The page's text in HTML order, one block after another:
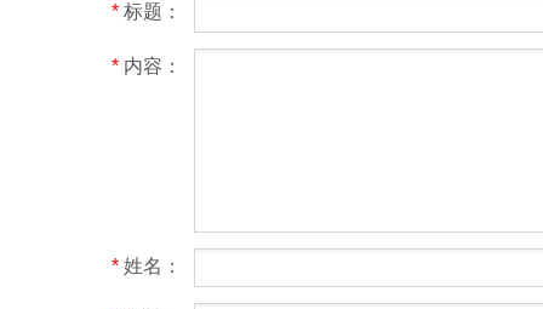
* 标题：
* 内容：
* 姓名：